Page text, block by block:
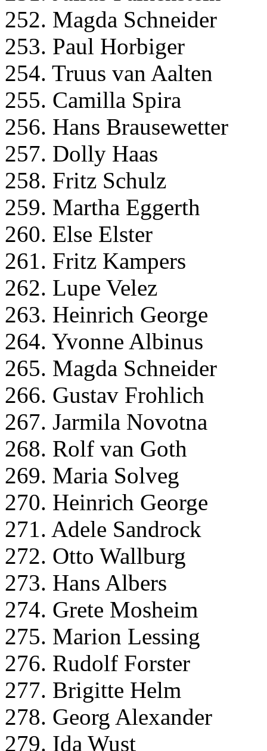
252. Magda Schneider
253. Paul Horbiger
254. Truus van Aalten
255. Camilla Spira
256. Hans Brausewetter
257. Dolly Haas
258. Fritz Schulz
259. Martha Eggerth
260. Else Elster
261. Fritz Kampers
262. Lupe Velez
263. Heinrich George
264. Yvonne Albinus
265. Magda Schneider
266. Gustav Frohlich
267. Jarmila Novotna
268. Rolf van Goth
269. Maria Solveg
270. Heinrich George
271. Adele Sandrock
272. Otto Wallburg
273. Hans Albers
274. Grete Mosheim
275. Marion Lessing
276. Rudolf Forster
277. Brigitte Helm
278. Georg Alexander
279. Ida Wust